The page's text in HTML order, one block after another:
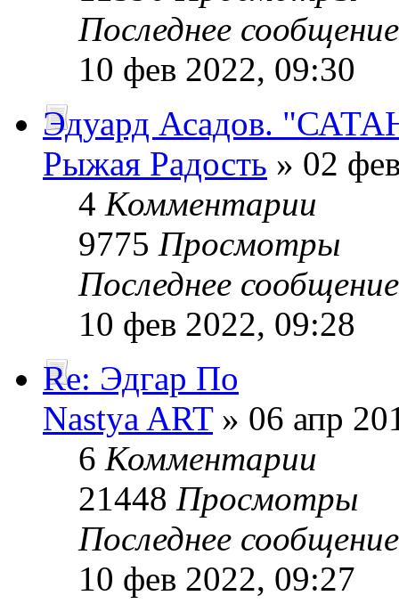
Последнее
10 фев 2022, 09:30
Эдуард Асадов.
Рыжая Радость » 02
4 Комментарии
9775 Просмотры
Последнее
10 фев 2022, 09:28
Re: Эдгар По
Nastya ART» 06 апр
6 Комментарии
21448 Просмотры
Последнее
10 фев 2022, 09:27